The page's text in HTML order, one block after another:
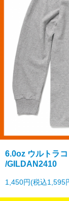
6.0oz ウルトラ
/GILDAN2410
1,450円(税込1,595